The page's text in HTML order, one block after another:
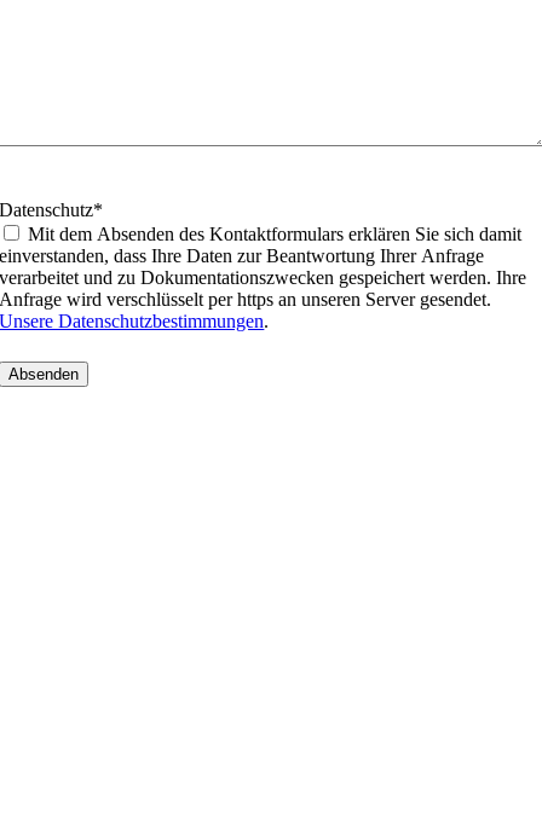
Datenschutz*
Mit dem Absenden des Kontaktformulars erklären Sie sich damit
einverstanden, dass Ihre Daten zur Beantwortung Ihrer Anfrage
verarbeitet und zu Dokumentationszwecken gespeichert werden. Ihre
Anfrage wird verschlüsselt per https an unseren Server gesendet.
Unsere Datenschutzbestimmungen.